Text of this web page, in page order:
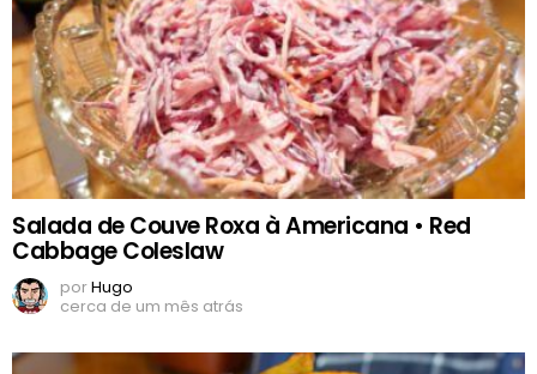
Salada de Couve Roxa à Americana • Red
Cabbage Coleslaw
porHugo
cerca de um mês atrás